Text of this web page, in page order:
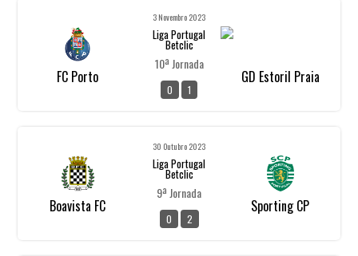
FC Porto
3 Novembro 2023
Liga Portugal
Betclic
10ª Jornada
0 1
GD Estoril Praia
Boavista FC
30 Outubro 2023
Liga Portugal
Betclic
9ª Jornada
0 2
Sporting CP